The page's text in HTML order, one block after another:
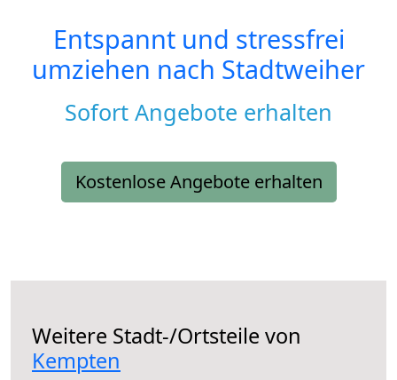
Entspannt und stressfrei
umziehen nach Stadtweiher
Sofort Angebote erhalten
Kostenlose Angebote erhalten
Weitere Stadt-/Ortsteile von
Kempten